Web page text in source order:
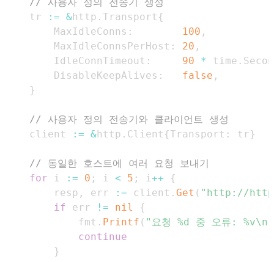
	tr
:= &http . Transport {
		MaxIdleConns
: 100 ,
		MaxIdleConnsPerHost
: 20 ,
		IdleConnTimeout
: 90 * time .
		DisableKeepAlives
: false ,
}
// 사용자 정의 전송기와 클라이언트 생성
	client
:= &http . Client {Transport : tr}
// 동일한 호스트에 여러 요청 보내기
for i := 0 ; i < 5 ; i++
{
		resp
, err := client . Get ( "http://
if err != nil
{
			fmt
. Printf ( "요청 %d 중 오류: %v\n"
continue
}